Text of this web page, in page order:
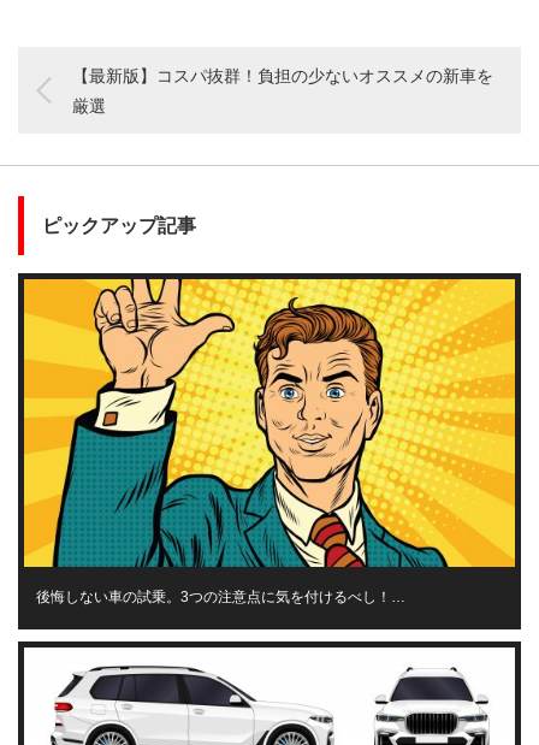
【最新版】コスパ抜群！負担の少ないオススメの新車を
厳選
ピックアップ記事
後悔しない車の試乗。3つの注意点に気を付けるべし！…